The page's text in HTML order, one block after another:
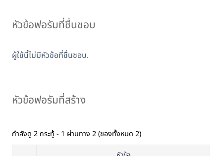
หัวข้อฟอรัมที่ชื่นชอบ
ผู้ใช้นี้ไม่มีหัวข้อที่ชื่นชอบ.
หัวข้อฟอรัมที่สร้าง
กำลังดู 2 กระทู้ - 1 ผ่านทาง 2 (ของทั้งหมด 2)